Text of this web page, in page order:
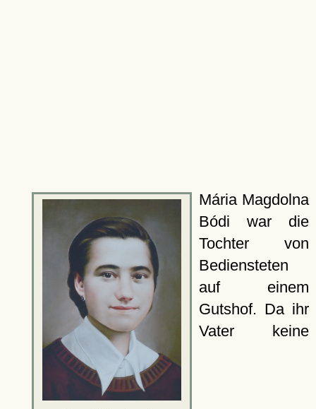
Mária Magdolna
Bódi war die
Tochter von
Bediensteten
auf einem
Gutshof. Da ihr
Vater keine